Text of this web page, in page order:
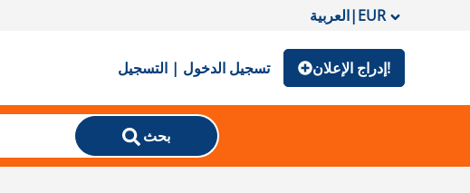
العربية|EUR
تسجيل الدخول | التسجيل إدراج الإعلان!
بحث